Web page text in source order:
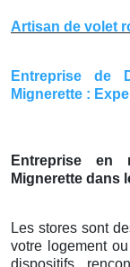
Artisan de volet
Entreprise de
Mignerette :
Entreprise en
Mignerette dans
Les stores sont
votre logement